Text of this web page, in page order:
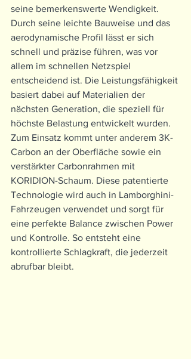
seine bemerkenswerte Wendigkeit.
Durch seine leichte Bauweise und das
aerodynamische Profil lässt er sich
schnell und präzise führen, was vor
allem im schnellen Netzspiel
entscheidend ist. Die Leistungsfähigkeit
basiert dabei auf Materialien der
nächsten Generation, die speziell für
höchste Belastung entwickelt wurden.
Zum Einsatz kommt unter anderem 3K-
Carbon an der Oberfläche sowie ein
verstärkter Carbonrahmen mit
KORIDION-Schaum. Diese patentierte
Technologie wird auch in Lamborghini-
Fahrzeugen verwendet und sorgt für
eine perfekte Balance zwischen Power
und Kontrolle. So entsteht eine
kontrollierte Schlagkraft, die jederzeit
abrufbar bleibt.